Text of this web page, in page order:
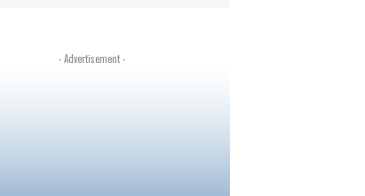
- Advertisement -